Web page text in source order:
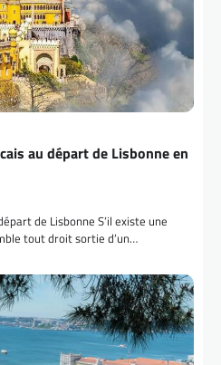
au départ de Lisbonne en
de Lisbonne S’il existe une
tout droit sortie d’un…